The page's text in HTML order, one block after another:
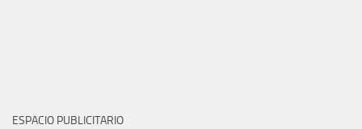
ESPACIO PUBLICITARIO